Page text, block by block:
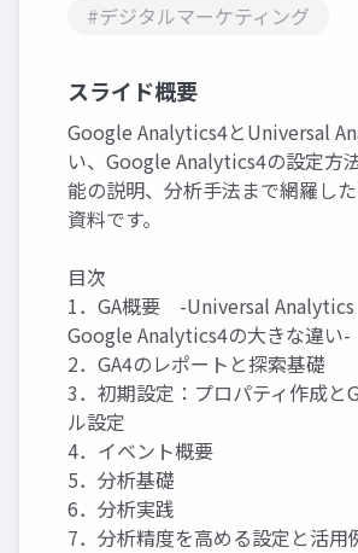
#デジタルマーケティング
スライド概要
Google Analytics4とUniversal
い、Google Analytics4の設定方
能の説明、分析手法まで網羅し
資料です。
目次
1．GA概要 -Universal Analytics
Google Analytics4の大きな違い-
2．GA4のレポートと探索基礎
3．初期設定：プロパティ作成と
ル設定
4．イベント概要
5．分析基礎
6．分析実践
7．分析精度を高める設定と活用